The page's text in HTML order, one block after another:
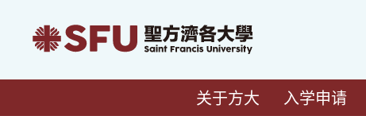
关于方大 入学申请